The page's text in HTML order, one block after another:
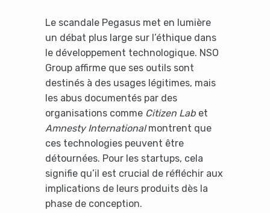
Le scandale Pegasus met en lumière
un débat plus large sur l’éthique dans
le développement technologique. NSO
Group affirme que ses outils sont
destinés à des usages légitimes, mais
les abus documentés par des
organisations comme Citizen Labet
Amnesty Internationalmontrent que
ces technologies peuvent être
détournées. Pour les startups, cela
signifie qu’il est crucial de réfléchir aux
implications de leurs produits dès la
phase de conception.